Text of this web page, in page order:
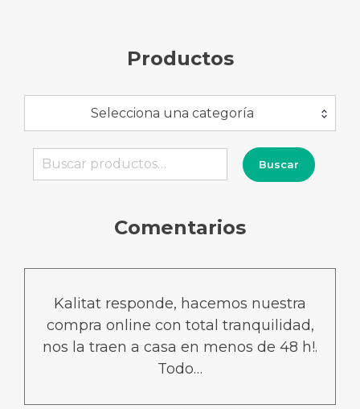
Productos
Selecciona una categoría
Buscar
Buscar
Comentarios
Kalitat responde, hacemos nuestra
compra online con total tranquilidad,
nos la traen a casa en menos de 48 h!.
Todo…